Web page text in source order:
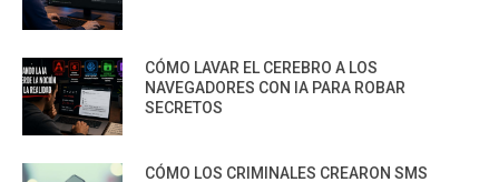
CÓMO LAVAR EL CEREBRO A LOS
NAVEGADORES CON IA PARA ROBAR
SECRETOS
CÓMO LOS CRIMINALES CREARON SMS